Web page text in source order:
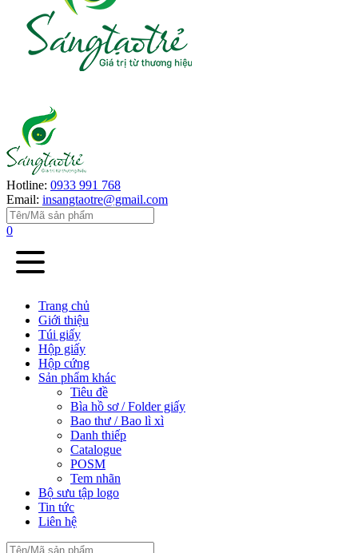
Hotline: 0933 991 768
Email: insangtaotre@gmail.com
0
Trang chủ
Giới thiệu
Túi giấy
Hộp giấy
Hộp cứng
Sản phẩm khác
Tiêu đề
Bìa hồ sơ / Folder giấy
Bao thư / Bao lì xì
Danh thiếp
Catalogue
POSM
Tem nhãn
Bộ sưu tập logo
Tin tức
Liên hệ